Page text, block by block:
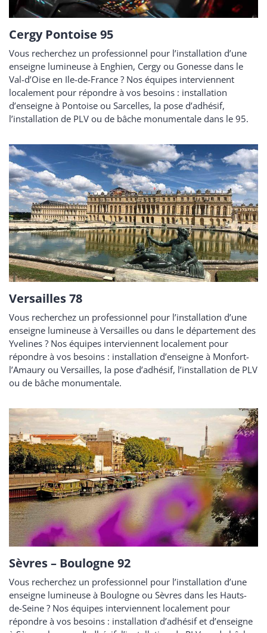
Cergy Pontoise 95
Vous recherchez un professionnel pour l’installation d’une
enseigne lumineuse à Enghien, Cergy ou Gonesse dans le
Val-d’Oise en Ile-de-France ? Nos équipes interviennent
localement pour répondre à vos besoins : installation
d’enseigne à Pontoise ou Sarcelles, la pose d’adhésif,
l’installation de PLV ou de bâche monumentale dans le 95.
Versailles 78
Vous recherchez un professionnel pour l’installation d’une
enseigne lumineuse à Versailles ou dans le département des
Yvelines ? Nos équipes interviennent localement pour
répondre à vos besoins : installation d’enseigne à Monfort-
l’Amaury ou Versailles, la pose d’adhésif, l’installation de PLV
ou de bâche monumentale.
Sèvres – Boulogne 92
Vous recherchez un professionnel pour l’installation d’une
enseigne lumineuse à Boulogne ou Sèvres dans les Hauts-
de-Seine ? Nos équipes interviennent localement pour
répondre à vos besoins : installation d’adhésif et d’enseigne